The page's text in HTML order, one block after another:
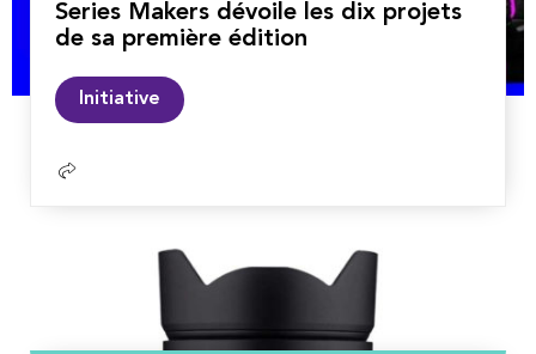
Series Makers dévoile les dix projets
de sa première édition
Initiative